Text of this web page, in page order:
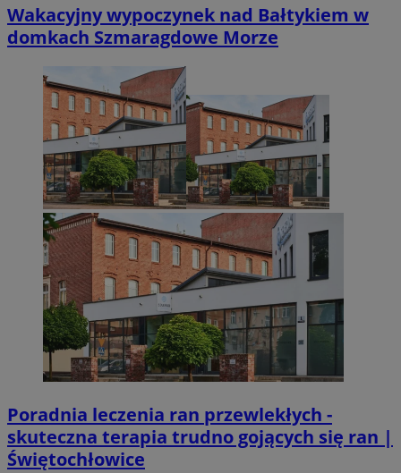
Wakacyjny wypoczynek nad Bałtykiem w
domkach Szmaragdowe Morze
Poradnia leczenia ran przewlekłych -
skuteczna terapia trudno gojących się ran |
Świętochłowice